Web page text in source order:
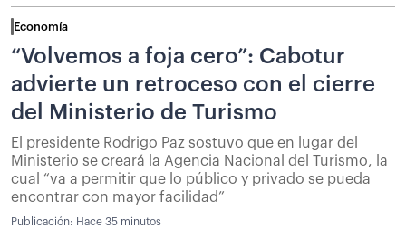
Economía
“Volvemos a foja cero”: Cabotur
advierte un retroceso con el cierre
del Ministerio de Turismo
El presidente Rodrigo Paz sostuvo que en lugar del
Ministerio se creará la Agencia Nacional del Turismo, la
cual “va a permitir que lo público y privado se pueda
encontrar con mayor facilidad”
Publicación: Hace 35 minutos